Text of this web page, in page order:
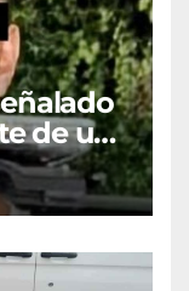
de un